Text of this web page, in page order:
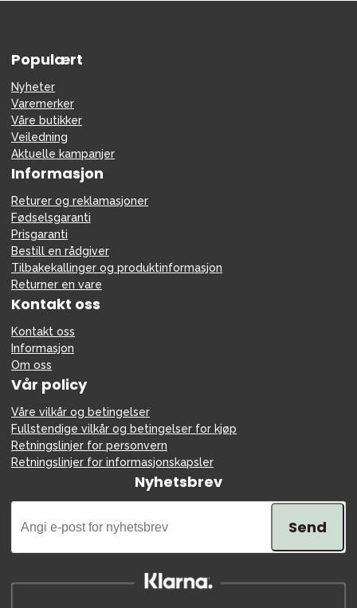
Populært
Nyheter
Varemerker
Våre butikker
Veiledning
Aktuelle kampanjer
Informasjon
Returer og reklamasjoner
Fødselsgaranti
Prisgaranti
Bestill en rådgiver
Tilbakekallinger og produktinformasjon
Returner en vare
Kontakt oss
Kontakt oss
Informasjon
Om oss
Vår policy
Våre vilkår og betingelser
Fullstendige vilkår og betingelser for kjøp
Retningslinjer for personvern
Retningslinjer for informasjonskapsler
Nyhetsbrev
Send